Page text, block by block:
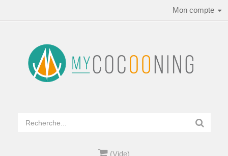
Mon compte
(Vide)